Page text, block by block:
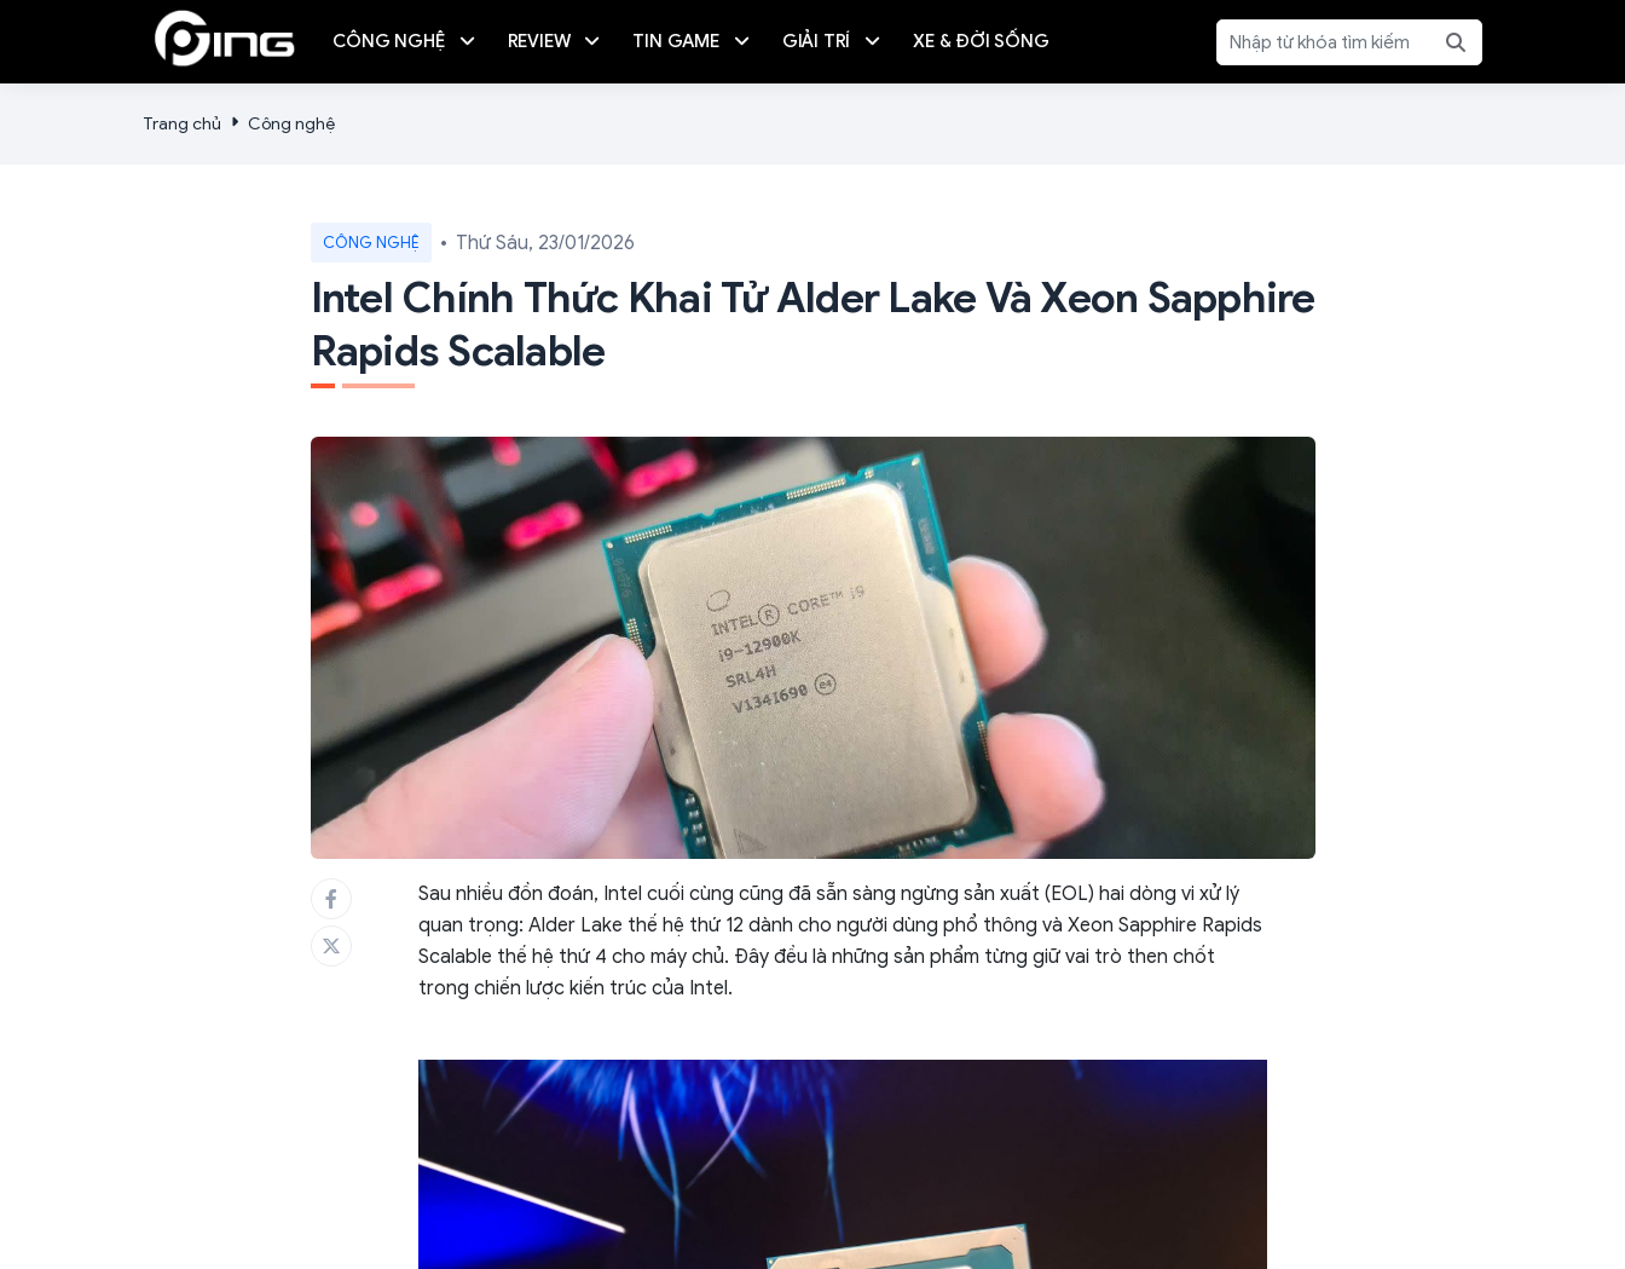
CÔNG NGHỆ REVIEW TIN GAME GIẢI TRÍ XE & ĐỜI SỐNG
Trang chủ Công nghệ
CÔNG NGHỆ Thứ Sáu, 23/01/2026
Intel Chính Thức Khai Tử Alder Lake Và Xeon Sapphire
Rapids Scalable
Sau nhiều đồn đoán, Intel cuối cùng cũng đã sẵn sàng ngừng sản xuất (EOL) hai dòng vi xử lý
quan trọng: Alder Lake thế hệ thứ 12 dành cho người dùng phổ thông và Xeon Sapphire Rapids
Scalable thế hệ thứ 4 cho máy chủ. Đây đều là những sản phẩm từng giữ vai trò then chốt
trong chiến lược kiến trúc của Intel.